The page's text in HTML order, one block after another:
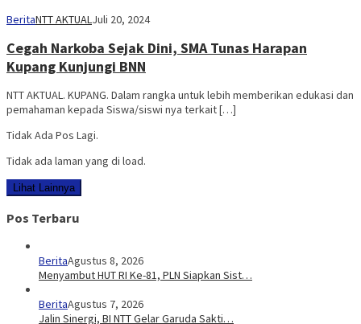
BeritaNTT AKTUALJuli 20, 2024
Cegah Narkoba Sejak Dini, SMA Tunas Harapan
Kupang Kunjungi BNN
NTT AKTUAL. KUPANG. Dalam rangka untuk lebih memberikan edukasi dan
pemahaman kepada Siswa/siswi nya terkait […]
Tidak Ada Pos Lagi.
Tidak ada laman yang di load.
Lihat Lainnya
Pos Terbaru
BeritaAgustus 8, 2026
Menyambut HUT RI Ke-81, PLN Siapkan Sist…
BeritaAgustus 7, 2026
Jalin Sinergi, BI NTT Gelar Garuda Sakti…